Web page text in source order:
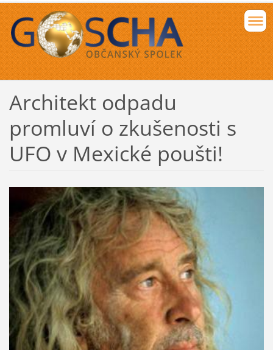
Architekt odpadu
promluví o zkušenosti s
UFO v Mexické poušti!